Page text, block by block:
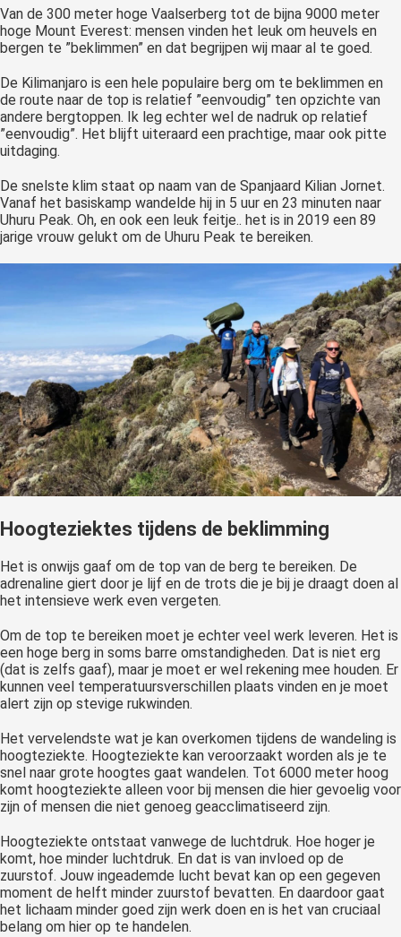
Van de 300 meter hoge Vaalserberg tot de bijna 9000 meter
hoge Mount Everest: mensen vinden het leuk om heuvels en
bergen te ”beklimmen” en dat begrijpen wij maar al te goed.
De Kilimanjaro is een hele populaire berg om te beklimmen en
de route naar de top is relatief ”eenvoudig” ten opzichte van
andere bergtoppen. Ik leg echter wel de nadruk op relatief
”eenvoudig”. Het blijft uiteraard een prachtige, maar ook pitte
uitdaging.
De snelste klim staat op naam van de Spanjaard Kilian Jornet.
Vanaf het basiskamp wandelde hij in 5 uur en 23 minuten naar
Uhuru Peak. Oh, en ook een leuk feitje.. het is in 2019 een 89
jarige vrouw gelukt om de Uhuru Peak te bereiken.
Hoogteziektes tijdens de beklimming
Het is onwijs gaaf om de top van de berg te bereiken. De
adrenaline giert door je lijf en de trots die je bij je draagt doen al
het intensieve werk even vergeten.
Om de top te bereiken moet je echter veel werk leveren. Het is
een hoge berg in soms barre omstandigheden. Dat is niet erg
(dat is zelfs gaaf), maar je moet er wel rekening mee houden. Er
kunnen veel temperatuursverschillen plaats vinden en je moet
alert zijn op stevige rukwinden.
Het vervelendste wat je kan overkomen tijdens de wandeling is
hoogteziekte. Hoogteziekte kan veroorzaakt worden als je te
snel naar grote hoogtes gaat wandelen. Tot 6000 meter hoog
komt hoogteziekte alleen voor bij mensen die hier gevoelig voor
zijn of mensen die niet genoeg geacclimatiseerd zijn.
Hoogteziekte ontstaat vanwege de luchtdruk. Hoe hoger je
komt, hoe minder luchtdruk. En dat is van invloed op de
zuurstof. Jouw ingeademde lucht bevat kan op een gegeven
moment de helft minder zuurstof bevatten. En daardoor gaat
het lichaam minder goed zijn werk doen en is het van cruciaal
belang om hier op te handelen.